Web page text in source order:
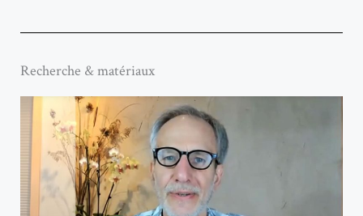
Recherche & matériaux